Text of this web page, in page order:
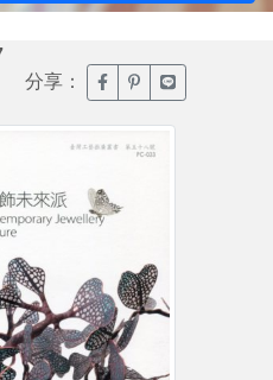
分享： 臉書分享(另開新視窗)
噗浪分享(另開新
Line分享(另